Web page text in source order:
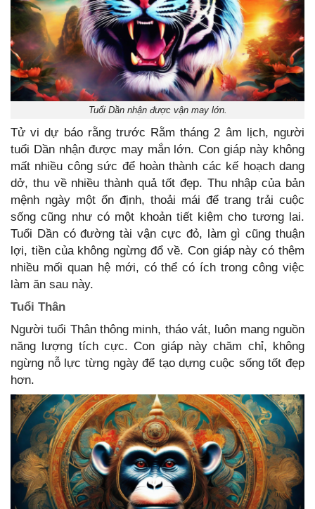
Tuổi Dần nhận được vận may lớn.
Tử vi dự báo rằng trước Rằm tháng 2 âm lịch, người
tuổi Dần nhận được may mắn lớn. Con giáp này không
mất nhiều công sức để hoàn thành các kế hoạch dang
dở, thu về nhiều thành quả tốt đẹp. Thu nhập của bản
mệnh ngày một ổn định, thoải mái để trang trải cuộc
sống cũng như có một khoản tiết kiệm cho tương lai.
Tuổi Dần có đường tài vận cực đỏ, làm gì cũng thuận
lợi, tiền của không ngừng đổ về. Con giáp này có thêm
nhiều mối quan hệ mới, có thể có ích trong công việc
làm ăn sau này.
Tuổi Thân
Người tuổi Thân thông minh, tháo vát, luôn mang nguồn
năng lượng tích cực. Con giáp này chăm chỉ, không
ngừng nỗ lực từng ngày để tạo dựng cuộc sống tốt đẹp
hơn.